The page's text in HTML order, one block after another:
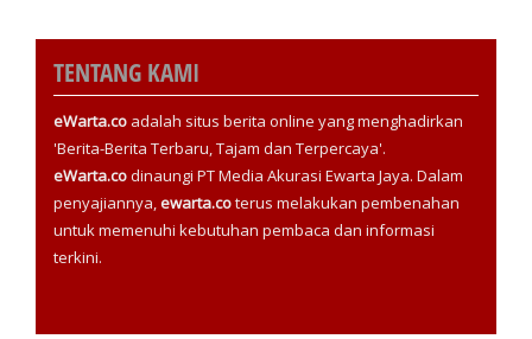
TENTANG KAMI
eWarta.co adalah situs berita online yang menghadirkan
'Berita-Berita Terbaru, Tajam dan Terpercaya'.
eWarta.codinaungi PT Media Akurasi Ewarta Jaya. Dalam
penyajiannya,ewarta.coterus melakukan pembenahan
untuk memenuhi kebutuhan pembaca dan informasi
terkini.